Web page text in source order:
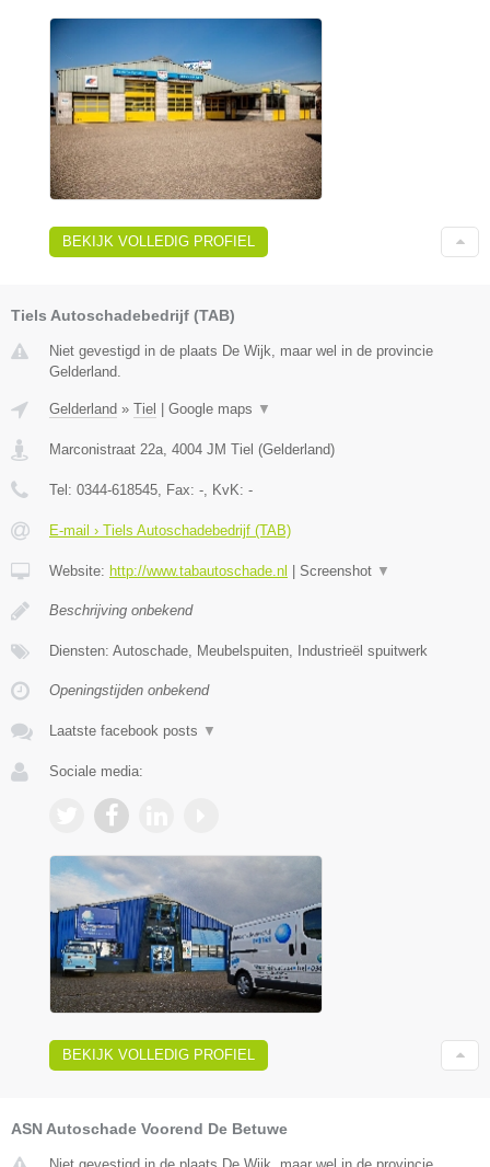
BEKIJK VOLLEDIG PROFIEL
Tiels Autoschadebedrijf (TAB)
Niet gevestigd in de plaats De Wijk, maar wel in de provincie
Gelderland.
Gelderland » Tiel | Google maps ▼
Marconistraat 22a 4004 JM Tiel (Gelderland)
Tel: 0344-618545 , Fax: - , KvK: -
E-mail › Tiels Autoschadebedrijf (TAB)
Website: http://www.tabautoschade.nl | Screenshot ▼
Beschrijving onbekend
Diensten: Autoschade, Meubelspuiten, Industrieël spuitwerk
Openingstijden onbekend
Laatste facebook posts ▼
Sociale media:
BEKIJK VOLLEDIG PROFIEL
ASN Autoschade Voorend De Betuwe